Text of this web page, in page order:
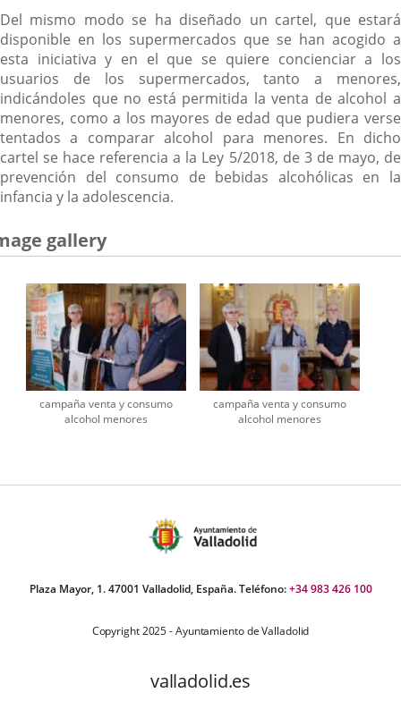
Del mismo modo se ha diseñado un cartel, que estará
disponible en los supermercados que se han acogido a
esta iniciativa y en el que se quiere concienciar a los
usuarios de los supermercados, tanto a menores,
indicándoles que no está permitida la venta de alcohol a
menores, como a los mayores de edad que pudiera verse
tentados a comparar alcohol para menores. En dicho
cartel se hace referencia a la Ley 5/2018, de 3 de mayo, de
prevención del consumo de bebidas alcohólicas en la
infancia y la adolescencia.
gallery
campaña venta y consumo
alcohol menores
campaña venta y consumo
alcohol menores
Plaza Mayor, 1. 47001 Valladolid, España. Teléfono:+34 983 426 100
Copyright 2025 - Ayuntamiento de Valladolid
valladolid.es